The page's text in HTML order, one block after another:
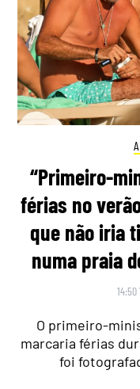
“Primeiro-
férias no
que não iria
numa praia
14:50
O primeiro-
marcaria férias
foi